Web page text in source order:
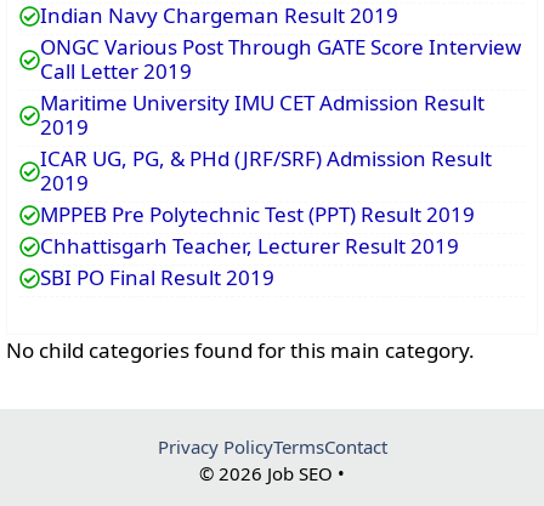
Indian Navy Chargeman Result 2019
ONGC Various Post Through GATE Score Interview
Call Letter 2019
Maritime University IMU CET Admission Result
2019
ICAR UG, PG, & PHd (JRF/SRF) Admission Result
2019
MPPEB Pre Polytechnic Test (PPT) Result 2019
Chhattisgarh Teacher, Lecturer Result 2019
SBI PO Final Result 2019
No child categories found for this main category.
© 2026 Job SEO •
Privacy PolicyTermsContact